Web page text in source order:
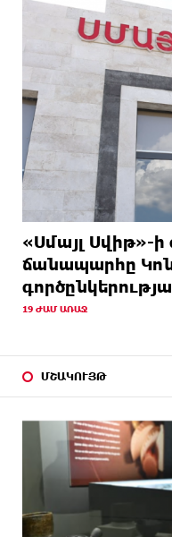
«Սմայլ Սվիթ»-
ճանապարհը
19 ԺԱՄ ԱՌԱՋ
ՄՇԱԿՈՒՅԹ